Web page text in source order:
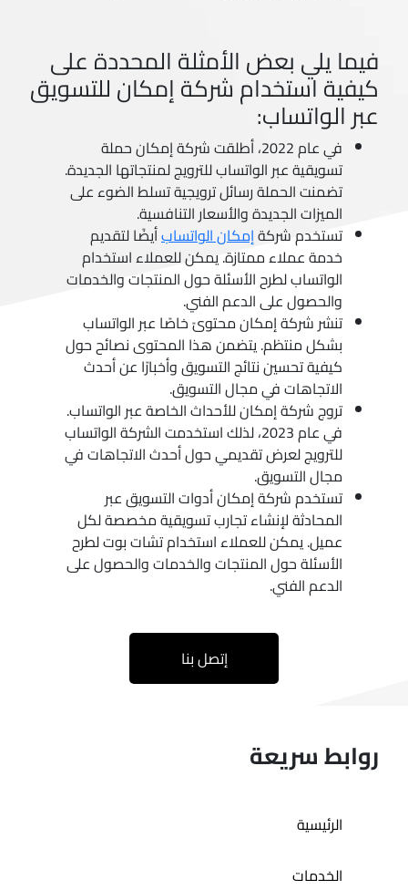
فيما يلي بعض الأمثلة المحددة على
كيفية استخدام شركة إمكان للتسويق
عبر الواتساب:
في عام 2022، أطلقت شركة إمكان حملة
تسويقية عبر الواتساب للترويج لمنتجاتها الجديدة.
تضمنت الحملة رسائل ترويجية تسلط الضوء على
الميزات الجديدة والأسعار التنافسية.
تستخدم شركةإمكان الواتسابأيضًا لتقديم
خدمة عملاء ممتازة. يمكن للعملاء استخدام
الواتساب لطرح الأسئلة حول المنتجات والخدمات
والحصول على الدعم الفني.
تنشر شركة إمكان محتوىً خاصًا عبر الواتساب
بشكل منتظم. يتضمن هذا المحتوى نصائح حول
كيفية تحسين نتائج التسويق وأخبارًا عن أحدث
الاتجاهات في مجال التسويق.
تروج شركة إمكان للأحداث الخاصة عبر الواتساب.
في عام 2023، لذلك استخدمت الشركة الواتساب
للترويج لعرض تقديمي حول أحدث الاتجاهات في
مجال التسويق.
تستخدم شركة إمكان أدوات التسويق عبر
المحادثة لإنشاء تجارب تسويقية مخصصة لكل
عميل. يمكن للعملاء استخدام تشات بوت لطرح
الأسئلة حول المنتجات والخدمات والحصول على
الدعم الفني.
إتصل بنا
روابط سريعة
الرئيسية
الخدمات